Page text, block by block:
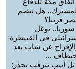
هل تنضم
قريبا؟
سوريا.. توغل
في القنيطرة
عن شاب بعد
...
تل أبيب تترقب بحذر: